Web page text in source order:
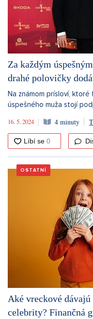
Za každým
drahé polovičky
Na známom prísloví,
úspešného muža stojí
16. 5. 2024
4 minuty
OSTATNÍ
Aké vreckové
celebrity? Finančná